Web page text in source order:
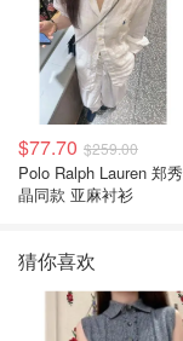
$77.70 $259.00
Polo Ralph Lauren 郑秀
晶同款 亚麻衬衫
猜你喜欢